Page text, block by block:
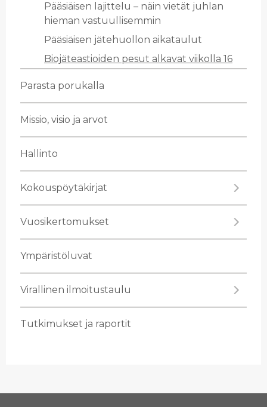
Pää­siäi­sen la­jit­te­lu – näin vie­tät juh­lan
hie­man vas­tuul­li­sem­min
Pää­siäi­sen jä­te­huol­lon ai­ka­tau­lut
Bio­jä­teas­tioi­den pesut al­ka­vat vii­kol­la 16
Pa­ras­ta po­ru­kal­la
Mis­sio, visio ja arvot
Hal­lin­to
Ko­kous­pöy­tä­kir­jat
Vuo­si­ker­to­muk­set
Ym­pä­ris­tö­lu­vat
Vi­ral­li­nen il­moi­tus­tau­lu
Tut­ki­muk­set ja ra­por­tit